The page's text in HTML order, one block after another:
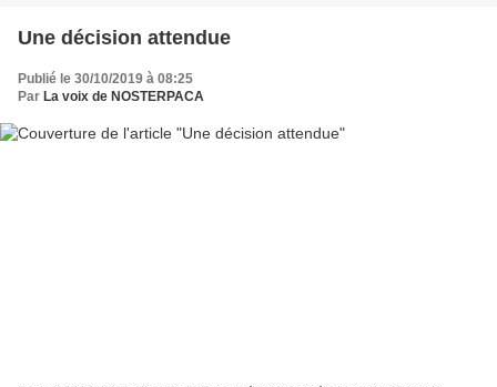
Une décision attendue
Publié le 30/10/2019 à 08:25
Par La voix de NOSTERPACA